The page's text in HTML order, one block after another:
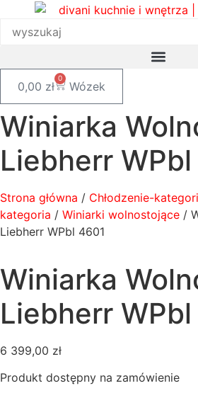
Przejdź
treści
0,00 zł
0
Wózek
Winiarka
Liebherr WPbl
Strona główna / Chłodzenie-
kategoria / Winiarki wolnostojące /
Liebherr WPbl 4601
Winiarka
Liebherr WPbl
6 399,00 zł
Produkt dostępny na zamówienie